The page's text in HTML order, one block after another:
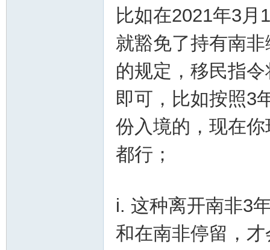
比如在2021年3月
就豁免了持有南
的规定，移民指
即可，比如按照3
份入境的，现在
都行；
i. 这种离开南非3
和在南非停留，